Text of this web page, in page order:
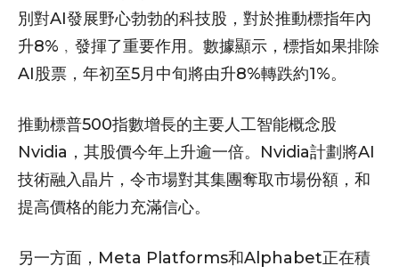
別對AI發展野心勃勃的科技股，對於推動標指年內
升8%﹐發揮了重要作用。數據顯示，標指如果排除
AI股票，年初至5月中旬將由升8%轉跌約1%。
推動標普500指數增長的主要人工智能概念股
Nvidia，其股價今年上升逾一倍。Nvidia計劃將AI
技術融入晶片，令市場對其集團奪取市場份額，和
提高價格的能力充滿信心。
另一方面，Meta Platforms和Alphabet正在積